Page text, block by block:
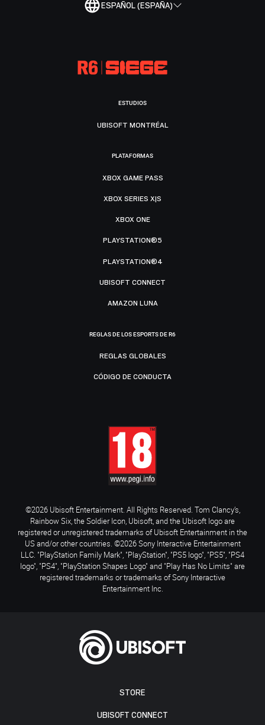
ESPAÑOL (ESPAÑA)
STORE
UBISOFT CONNECT
ESTUDIOS
UBISOFT MONTRÉAL
PLATAFORMAS
XBOX GAME PASS
XBOX SERIES X|S
XBOX ONE
PLAYSTATION®5
PLAYSTATION®4
UBISOFT CONNECT
AMAZON LUNA
REGLAS DE LOS ESPORTS DE R6
REGLAS GLOBALES
CÓDIGO DE CONDUCTA
©2026 Ubisoft Entertainment. All Rights Reserved. Tom Clancy’s,
Rainbow Six, the Soldier Icon, Ubisoft, and the Ubisoft logo are
registered or unregistered trademarks of Ubisoft Entertainment in the
US and/or other countries. ©2026 Sony Interactive Entertainment
LLC. "PlayStation Family Mark", "PlayStation", "PS5 logo", "PS5", "PS4
logo", "PS4", "PlayStation Shapes Logo" and "Play Has No Limits" are
registered trademarks or trademarks of Sony Interactive
Entertainment Inc.